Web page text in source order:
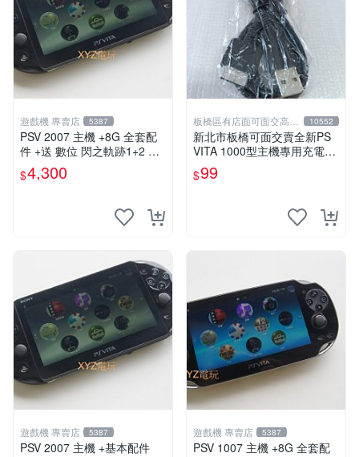
遊戲機 專賣店 5387
PSV 2007 主機 +8G 全套配
件 +送 數位 閃之軌跡1+2 保
修一年 品質有保障
$4,300
板橋區有店面可面交高價
回收電玩
10552
新北市板橋可面交賣全新PS
VITA 1000型主機專用充電
線....超便宜只賣99元
$99
遊戲機 專賣店 5387
PSV 2007 主機 +基本配件
遊戲機 專賣店 5387
PSV 1007 主機 +8G 全套配